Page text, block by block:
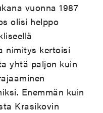
vuonna 1987
olisi helppo
nimitys kertoisi
yhtä paljon kuin
Enemmän kuin
Krasikovin